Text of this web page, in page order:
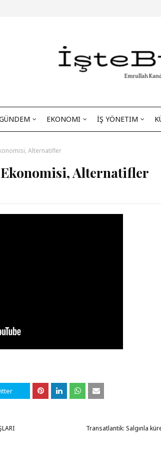
EKONOMI İŞ YÖNETIM
Alternatifler
Alternatifler
Transatlantik: Salgınla